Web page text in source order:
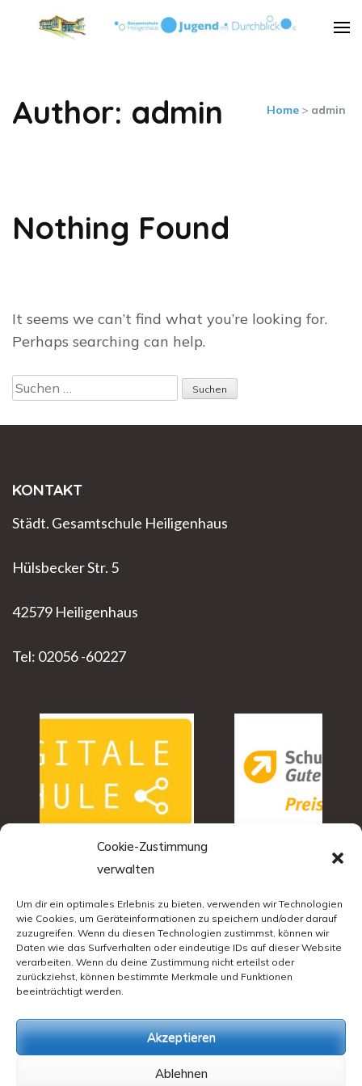
Cookie-Zustimmung
verwalten
Um dir ein optimales Erlebnis zu bieten, verwenden wir Technologien
wie Cookies, um Geräteinformationen zu speichern und/oder darauf
zuzugreifen. Wenn du diesen Technologien zustimmst, können wir
Daten wie das Surfverhalten oder eindeutige IDs auf dieser Website
verarbeiten. Wenn du deine Zustimmung nicht erteilst oder
zurückziehst, können bestimmte Merkmale und Funktionen
beeinträchtigt werden.
Akzeptieren
Ablehnen
Author: admin Home > admin
Nothing Found
It seems we can’t find what you’re looking for.
Perhaps searching can help.
Suchen
KONTAKT
Städt. Gesamtschule Heiligenhaus
Hülsbecker Str. 5
42579 Heiligenhaus
Tel: 02056 -60227